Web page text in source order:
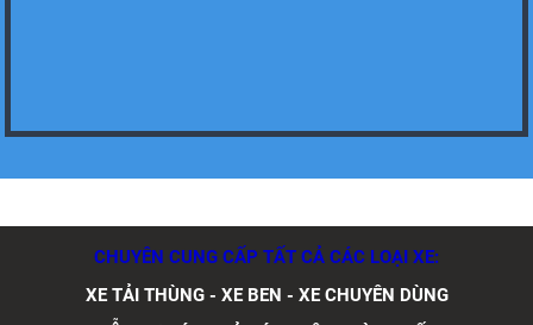
CHUYÊN CUNG CẤP TẤT CẢ CÁC LOẠI XE:
XE TẢI THÙNG - XE BEN - XE CHUYÊN DÙNG